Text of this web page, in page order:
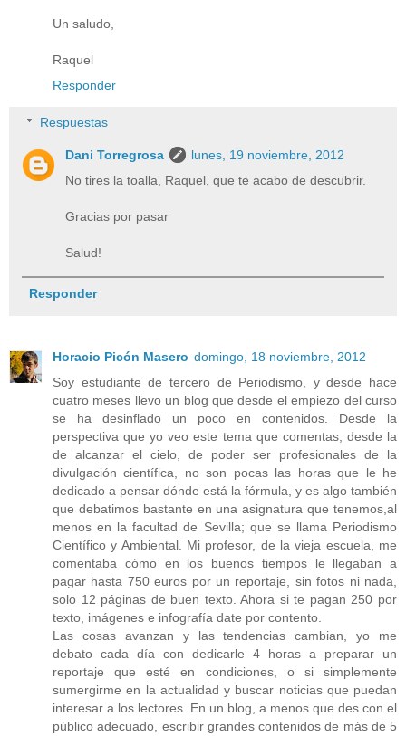
Un saludo,
Raquel
Responder
Respuestas
Dani Torregrosa
lunes, 19 noviembre, 2012
No tires la toalla, Raquel, que te acabo de descubrir.
Gracias por pasar
Salud!
Responder
Horacio Picón Masero domingo, 18 noviembre, 2012
Soy estudiante de tercero de Periodismo, y desde hace
cuatro meses llevo un blog que desde el empiezo del curso
se ha desinflado un poco en contenidos. Desde la
perspectiva que yo veo este tema que comentas; desde la
de alcanzar el cielo, de poder ser profesionales de la
divulgación científica, no son pocas las horas que le he
dedicado a pensar dónde está la fórmula, y es algo también
que debatimos bastante en una asignatura que tenemos,al
menos en la facultad de Sevilla; que se llama Periodismo
Científico y Ambiental. Mi profesor, de la vieja escuela, me
comentaba cómo en los buenos tiempos le llegaban a
pagar hasta 750 euros por un reportaje, sin fotos ni nada,
solo 12 páginas de buen texto. Ahora si te pagan 250 por
texto, imágenes e infografía date por contento.
Las cosas avanzan y las tendencias cambian, yo me
debato cada día con dedicarle 4 horas a preparar un
reportaje que esté en condiciones, o si simplemente
sumergirme en la actualidad y buscar noticias que puedan
interesar a los lectores. En un blog, a menos que des con el
público adecuado, escribir grandes contenidos de más de 5